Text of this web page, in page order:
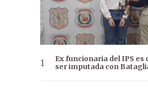
Ex funcionaria del IPS es
ser imputada con